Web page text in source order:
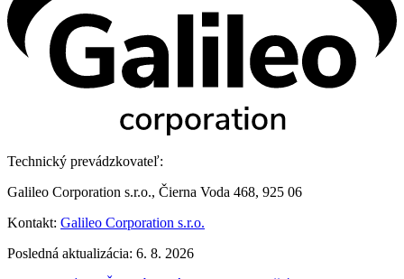
Technický prevádzkovateľ:
Galileo Corporation s.r.o., Čierna Voda 468, 925 06
Kontakt: Galileo Corporation s.r.o.
Posledná aktualizácia: 6. 8. 2026